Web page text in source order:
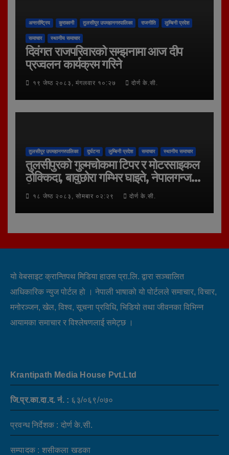
अन्तर्राष्ट्रिय कुराकानी तुलसीपुर उपमहानगरपालिका राजनीति लुम्बिनी प्रदेश
समाचार स्थानीय समाचार
दिवंगत राजपरिवारको सम्झनामा आज दीप
प्रज्वलन कार्यक्रम गरिने
१९ जेष्ठ २०८३, मंगलवार १०:२७ दोर्ण के.सी.
तुलसीपुर उपमहानगरपालिका दुर्घटना लुम्बिनी प्रदेश समाचार स्थानीय समाचार
तुलसीपुरको गुल्मचोकमा टिपर र मोटरसाइकल
ठोक्किदा, बावुछोरा गम्भिर घाइते, नेपालगन्ज
रिफर
१८ जेष्ठ २०८३, सोमबार ०२:२९ दोर्ण के.सी.
यो वेबसाइट क्रान्तिपथ मिडिया हाउस प्रा.लि. द्वारा सञ्चालित
आधिकारिक न्युज पोर्टल हो । नेपाली भाषाको यो पोर्टलले समाचार, विचार,
मनोरञ्जन, खेल, विश्व, सूचना प्रविधि, भिडियो तथा जीवनका विभिन्न
आयामका समाचार र विश्लेषणलाई समेट्छ ।
Krantipath Media House Pvt.Ltd
जि.प्र.का.दा.द. नं. : ६३/०६९/०७०
प्रवन्ध निर्देशक : दोर्ण के.सी.
सम्पादक : शसीकला खडका